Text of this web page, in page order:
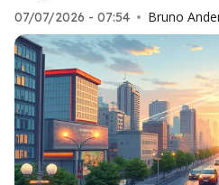
07/07/2026 - 07:54 • Bruno